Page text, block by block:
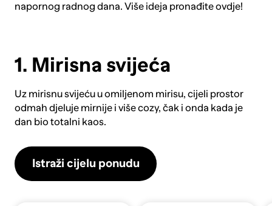
napornog radnog dana. Više ideja pronađiteovdje!
1. Mirisna svijeća
Uz mirisnu svijećuu omiljenom mirisu, cijeli prostor
odmah djeluje mirnije i više cozy, čak i onda kada je
dan bio totalni kaos.
Istraži cijelu ponudu